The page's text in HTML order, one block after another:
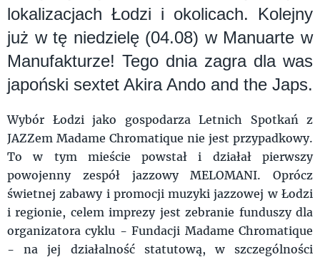
lokalizacjach Łodzi i okolicach. Kolejny
już w tę niedzielę (04.08) w Manuarte w
Manufakturze! Tego dnia zagra dla was
japoński sextet Akira Ando and the Japs.
Wybór Łodzi jako gospodarza Letnich Spotkań z
JAZZem Madame Chromatique nie jest przypadkowy.
To w tym mieście powstał i działał pierwszy
powojenny zespół jazzowy MELOMANI. Oprócz
świetnej zabawy i promocji muzyki jazzowej w Łodzi
i regionie, celem imprezy jest zebranie funduszy dla
organizatora cyklu - Fundacji Madame Chromatique
- na jej działalność statutową, w szczególności